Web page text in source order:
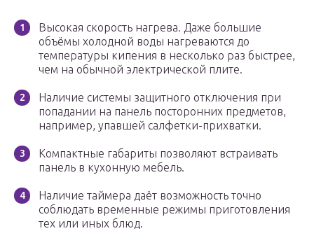
Высокая скорость нагрева. Даже большие
объёмы холодной воды нагреваются до
температуры кипения в несколько раз быстрее,
чем на обычной электрической плите.
Наличие системы защитного отключения при
попадании на панель посторонних предметов,
например, упавшей салфетки-прихватки.
Компактные габариты позволяют встраивать
панель в кухонную мебель.
Наличие таймера даёт возможность точно
соблюдать временные режимы приготовления
тех или иных блюд.